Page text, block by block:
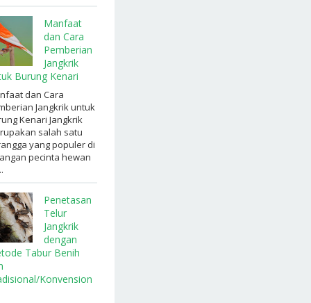
Manfaat
dan Cara
Pemberian
Jangkrik
Burung Kenari
dan Cara
Jangkrik untuk
Kenari Jangkrik
salah satu
yang populer di
pecinta hewan
Penetasan
Telur
Jangkrik
dengan
Tabur Benih
Konvension